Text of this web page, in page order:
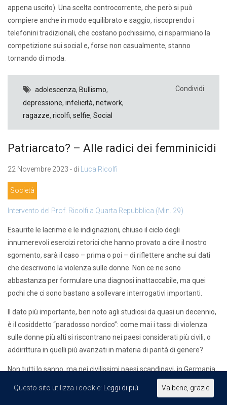
appena uscito). Una scelta controcorrente, che però si può
compiere anche in modo equilibrato e saggio, riscoprendo i
telefonini tradizionali, che costano pochissimo, ci risparmiano la
competizione sui social e, forse non casualmente, stanno
tornando di moda.
adolescenza, Bullismo,
depressione, infelicità, network,
ragazze, ricolfi, selfie, Social
Condividi
Patriarcato? – Alle radici dei femminicidi
22 Novembre 2023 - di Luca Ricolfi
Società
Intervento del Prof. Ricolfi a Quarta Repubblica (Min. 29)
Esaurite le lacrime e le indignazioni, chiuso il ciclo degli
innumerevoli esercizi retorici che hanno provato a dire il nostro
sgomento, sarà il caso – prima o poi – di riflettere anche sui dati
che descrivono la violenza sulle donne. Non ce ne sono
abbastanza per formulare una diagnosi inattaccabile, ma quei
pochi che ci sono bastano a sollevare interrogativi importanti.
Il dato più importante, ben noto agli studiosi da quasi un decennio,
è il cosiddetto “paradosso nordico”: come mai i tassi di violenza
sulle donne più alti si riscontrano nei paesi considerati più civili, o
addirittura in quelli più avanzati in materia di parità di genere?
Non tutti lo sanno, ma nei civilissimi paesi scandinavi, in Germania,
in Francia, nel Regno Unito, le donne rischiano la vita più che in
Italia. In Europa solo Irlanda e Lussemburgo hanno tassi di
Questo sito utilizza i cookie: Leggi di più. Va bene, grazie